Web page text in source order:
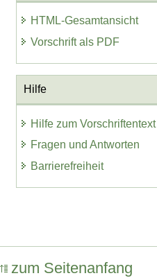
HTML-Gesamtansicht
Vorschrift als PDF
Hilfe
Hilfe zum Vorschriftentext
Fragen und Antworten
Barrierefreiheit
zum Seitenanfang